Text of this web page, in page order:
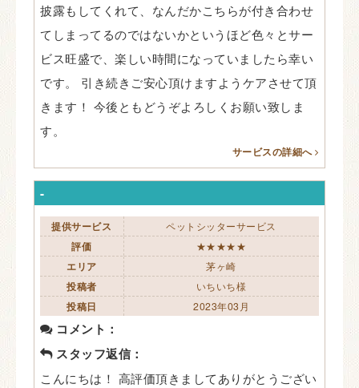
披露もしてくれて、なんだかこちらが付き合わせ
てしまってるのではないかというほど色々とサー
ビス旺盛で、楽しい時間になっていましたら幸い
です。 引き続きご安心頂けますようケアさせて頂
きます！ 今後ともどうぞよろしくお願い致しま
す。
サービスの詳細へ
-
提供サービス ペットシッターサービス
評価 ★★★★★
エリア 茅ヶ崎
投稿者 いちいち様
投稿日 2023年03月
コメント：
スタッフ返信：
こんにちは！ 高評価頂きましてありがとうござい